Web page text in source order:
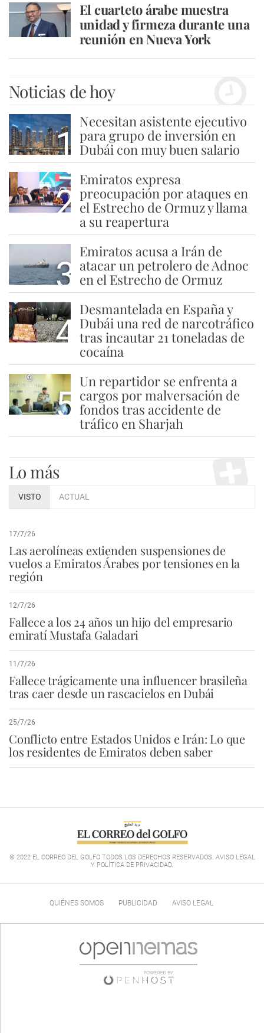
El cuarteto árabe muestra
unidad y firmeza durante una
reunión en Nueva York
Noticias de hoy
1
Necesitan asistente ejecutivo
para grupo de inversión en
Dubái con muy buen salario
2
Emiratos expresa
preocupación por ataques en
el Estrecho de Ormuz y llama
a su reapertura
3
Emiratos acusa a Irán de
atacar un petrolero de Adnoc
en el Estrecho de Ormuz
4
Desmantelada en España y
Dubái una red de narcotráfico
tras incautar 21 toneladas de
cocaína
5
Un repartidor se enfrenta a
cargos por malversación de
fondos tras accidente de
tráfico en Sharjah
Lo más
VISTO ACTUAL
17/7/26
Las aerolíneas extienden suspensiones de
vuelos a Emiratos Árabes por tensiones en la
región
12/7/26
Fallece a los 24 años un hijo del empresario
emiratí Mustafa Galadari
11/7/26
Fallece trágicamente una influencer brasileña
tras caer desde un rascacielos en Dubái
25/7/26
Conflicto entre Estados Unidos e Irán: Lo que
los residentes de Emiratos deben saber
© 2022 EL CORREO DEL GOLFO TODOS LOS DERECHOS RESERVADOS. AVISO LEGAL
Y POLÍTICA DE PRIVACIDAD.
QUIÉNES SOMOS PUBLICIDAD AVISO LEGAL